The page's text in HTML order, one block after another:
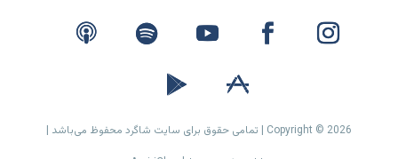
Copyright © 2026 | تمامی حقوق برای سایت شاگرد محفوظ می‌باشد |